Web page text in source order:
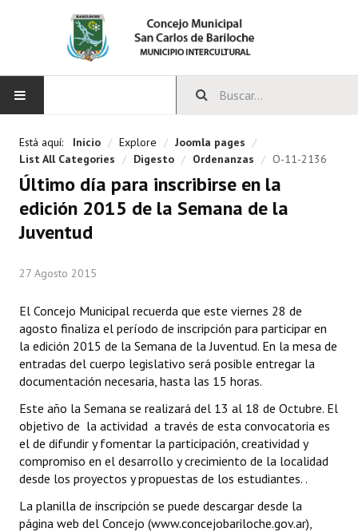
CONCEJO
Bloques Políticos
Integrantes del Concejo
Comisiones Permanentes
Comisiones Especiales
Concejales Mandato Cumplido
Programas
LEGISLACIÓN
Constitución Nacional
Constitución Provincial
Carta Orgánica 2007
Está aquí: Inicio / Explore / Joomla pages /
List All Categories / Digesto / Ordenanzas / O-11-2136
Último día para inscribirse en la
edición 2015 de la Semana de la
Juventud
27 Agosto 2015
El Concejo Municipal recuerda que este viernes 28 de
agosto finaliza el período de inscripción para participar en
la edición 2015 de la Semana de la Juventud. En la mesa de
entradas del cuerpo legislativo será posible entregar la
documentación necesaria, hasta las 15 horas.
Este año la Semana se realizará del 13 al 18 de Octubre. El
objetivo de la actividad a través de esta convocatoria es
el de difundir y fomentar la participación, creatividad y
compromiso en el desarrollo y crecimiento de la localidad
desde los proyectos y propuestas de los estudiantes. .
La planilla de inscripción se puede descargar desde la
página web del Concejo (www.concejobariloche.gov.ar),